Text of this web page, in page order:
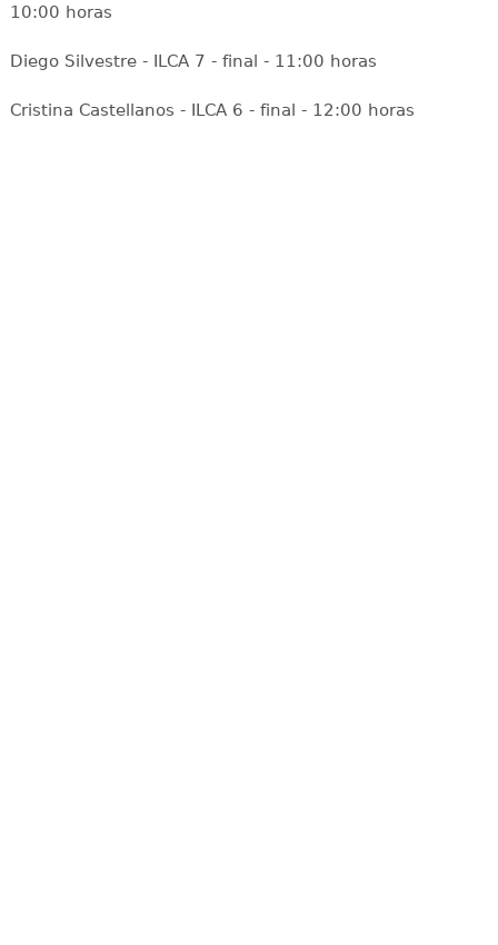
10:00 horas
Diego Silvestre - ILCA 7 - final - 11:00 horas
Cristina Castellanos - ILCA 6 - final - 12:00 horas